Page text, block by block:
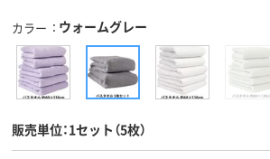
カラー ウォームグレー
販売単位：1セット（5枚）